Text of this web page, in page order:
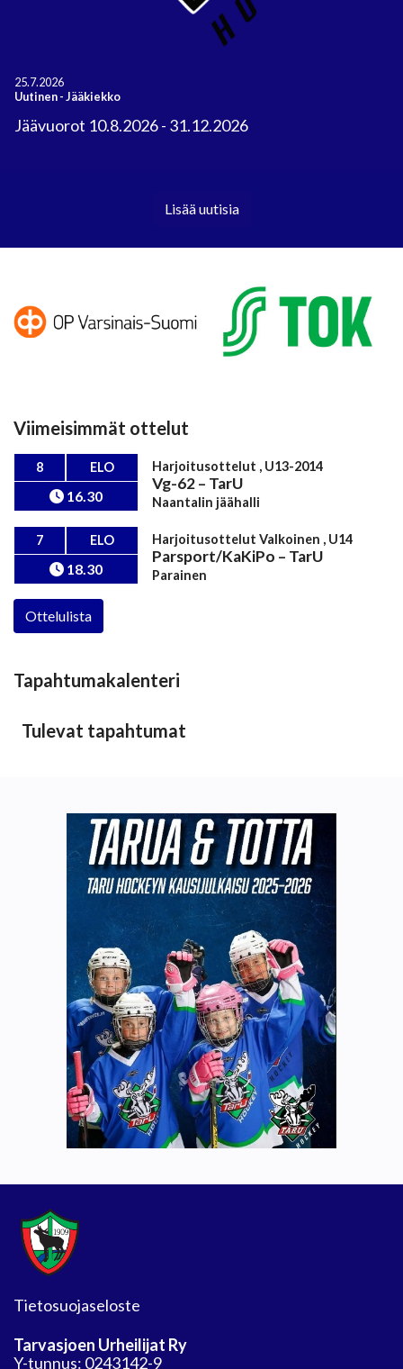
25.7.2026
Uutinen-Jääkiekko
Jäävuorot 10.8.2026 - 31.12.2026
Lisää uutisia
Viimeisimmät ottelut
8 ELO
16.30
Harjoitusottelut , U13-2014
Vg-62– TarU
Naantalin jäähalli
7 ELO
18.30
Harjoitusottelut Valkoinen , U14
Parsport/KaKiPo – TarU
Parainen
Ottelulista
Tapahtumakalenteri
Tulevat tapahtumat
Tietosuojaseloste
Tarvasjoen Urheilijat Ry
Y-tunnus: 0243142-9